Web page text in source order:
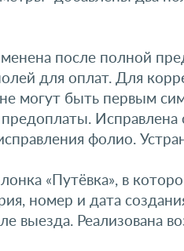
после полной
для оплат. Для
могут быть первым
предоплаты.
фолио.
«Путёвка», в
номер и дата
выезда. Реализована